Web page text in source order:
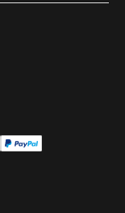
link) link)
(external